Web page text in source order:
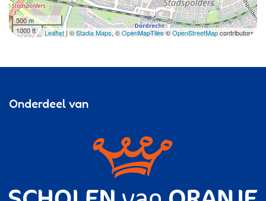
500 m
1000 ft
Leaflet| ©Stadia Maps, ©OpenMapTiles©OpenStreetMapcontributors
Onderdeel van